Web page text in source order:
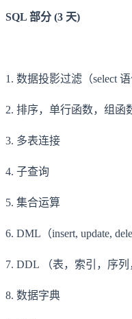
SQL 部分 (3 天)
1. 数据投影过滤（select 语
2. 排序，单行函数，组函
3. 多表连接
4. 子查询
5. 集合运算
6. DML（insert, update,
7. DDL （表，索引，序列
8. 数据字典